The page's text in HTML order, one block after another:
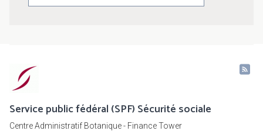
Service public fédéral (SPF) Sécurité sociale
Centre Administratif Botanique - Finance Tower